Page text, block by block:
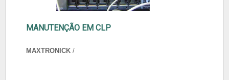
MANUTENÇÃO EM CLP
MAXTRONICK /